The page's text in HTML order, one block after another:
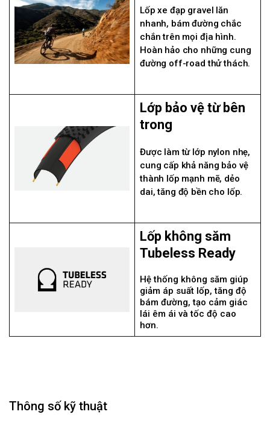
Lốp xe đạp gravel lăn
nhanh, bám đường chắc
chắn trên mọi địa hình.
Hoàn hảo cho những cung
đường off-road thử thách.
Lớp bảo vệ từ bên
trong
Được làm từ lớp nylon nhẹ,
cung cấp khả năng bảo vệ
thành lốp mạnh mẽ, dẻo
dai, tăng độ bền cho lốp.
Lốp không săm
Tubeless Ready
Hệ thống không săm giúp
giảm áp suất lốp, tăng độ
bám đường, tạo cảm giác
lái êm ái và tốc độ cao
hơn.
Thông số kỹ thuật